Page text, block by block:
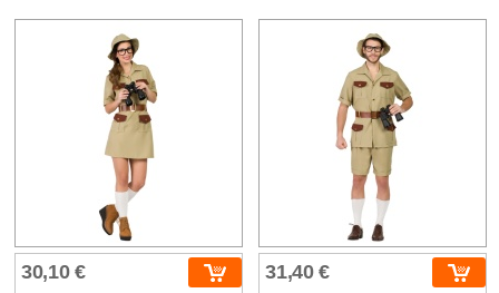
30,10 € 31,40 €